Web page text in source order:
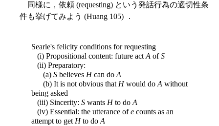
同様に，依頼 (requesting) という発話行為の適切性条
件も挙げてみよう (Huang 105) ．
Searle's felicity conditions for requesting
(i) Propositional content: future act A ofS
(ii) Preparatory:
(a) S believes Hcan do A
(b) It is not obvious that Hwould do A without
being asked
(iii) Sincerity: S wants Hto do A
(iv) Essential: the utterance ofe counts as an
attempt to get Hto do A